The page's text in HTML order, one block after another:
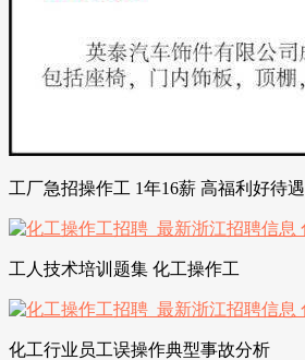
工厂急招操作工 1年16薪 高福利好待遇
工人技术培训题集 化工操作工
化工行业员工误操作典型事故分析